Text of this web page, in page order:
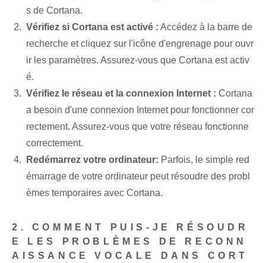
s de Cortana.
Vérifiez si Cortana est activé : Accédez à la barre de
recherche et cliquez sur l'icône d'engrenage pour ouvr
ir les paramètres. Assurez-vous que Cortana est activ
é.
Vérifiez le réseau et la connexion Internet : Cortana
a besoin d'une connexion Internet pour fonctionner cor
rectement. Assurez-vous que votre réseau fonctionne
correctement.
Redémarrez votre ordinateur: Parfois, le simple red
émarrage de votre ordinateur peut résoudre des probl
èmes temporaires avec Cortana.
2. COMMENT PUIS-JE RÉSOUDR
E LES PROBLÈMES DE RECONN
AISSANCE VOCALE DANS CORT